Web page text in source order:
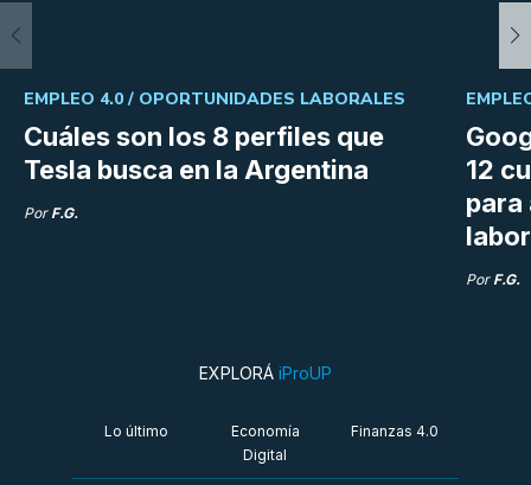
Cuáles son los 8 perfiles que
Tesla busca en la Argentina
EMPLEO 4.0 / OPORTUNIDADES LABORALES
Por F.G.
12
para
Por F.G.
EXPLORÁ iProUP
Lo último
Economía
Digital
Finanzas 4.0